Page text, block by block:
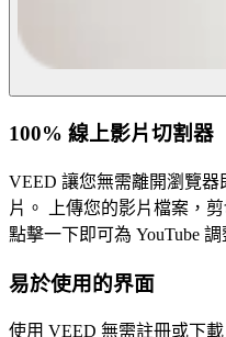
100% 線上影片切割器
VEED 讓您無需離開瀏覽器
片。 上傳您的影片檔案，
點擊一下即可為 YouTube 調
易於使用的界面
使用 VEED 無需註冊或下